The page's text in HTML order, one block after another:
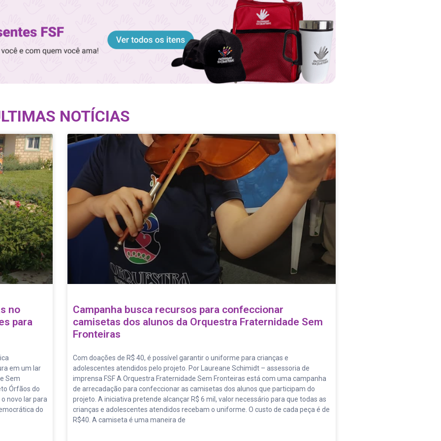
NOTÍCIAS
no
para
em um lar
Sem
Órfãos do
novo lar para
do
Campanha busca recursos para confeccionar
camisetas dos alunos da Orquestra Fraternidade Sem
Fronteiras
Com doações de R$ 40, é possível garantir o uniforme para crianças e
adolescentes atendidos pelo projeto. Por Laureane Schimidt – assessoria de
imprensa FSF A Orquestra Fraternidade Sem Fronteiras está com uma campanha
de arrecadação para confeccionar as camisetas dos alunos que participam do
projeto. A iniciativa pretende alcançar R$ 6 mil, valor necessário para que todas as
crianças e adolescentes atendidos recebam o uniforme. O custo de cada peça é de
R$40. A camiseta é uma maneira de